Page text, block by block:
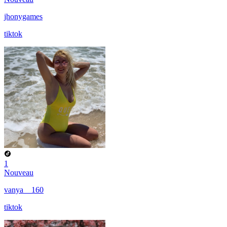
jhonygames
tiktok
1
Nouveau
vanya__160
tiktok